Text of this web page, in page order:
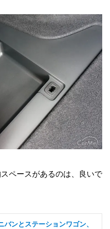
ペースがあるのは、良いで
バンとステーションワゴン、